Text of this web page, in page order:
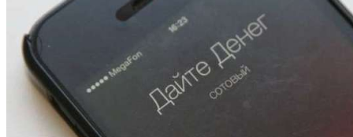
Покушение на убийство в Волгограде: девушка
напала на незнакомую женщину с ножом
12:39
Сладкий праздник в Волгограде: в Центральном
парке прошёл фестиваль „Арбузный переполох“